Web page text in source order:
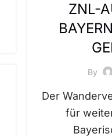
ZNL-
By
Der
für